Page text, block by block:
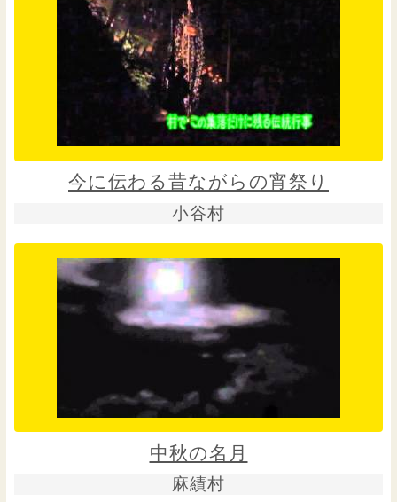
今に伝わる昔ながらの宵祭り
小谷村
中秋の名月
麻績村